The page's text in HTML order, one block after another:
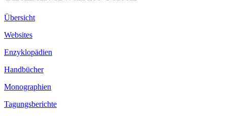
Übersicht
Websites
Enzyklopädien
Handbücher
Monographien
Tagungsberichte